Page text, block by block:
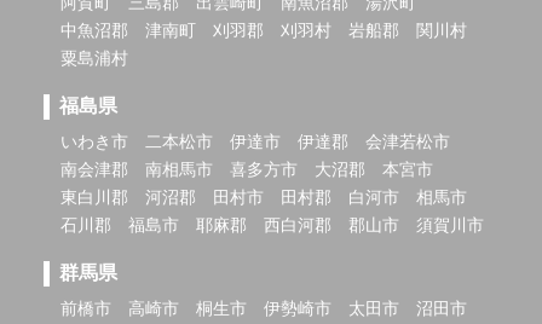
中魚沼郡
津南町 刈羽郡 刈羽村 岩船郡
関川村
粟島浦村
福島県
いわき市 二本松市 伊達市 伊達郡
会津若松市
南会津郡
南相馬市 喜多方市 大沼郡
本宮市
東白川郡
河沼郡 田村市 田村郡 白河市
相馬市
石川郡
福島市 耶麻郡 西白河郡 郡山市 須賀川市
群馬県
前橋市 高崎市 桐生市 伊勢崎市 太田市
沼田市